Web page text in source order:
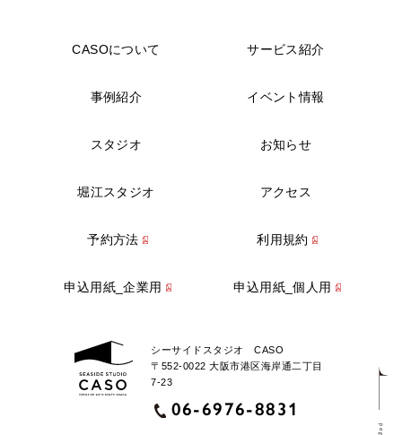
シーサイドスタジオ CASO
〒552-0022 大阪市港区海岸通二丁目
7-23
06-6976-8831
CASOについて サービス紹介
事例紹介 イベント情報
スタジオ お知らせ
堀江スタジオ アクセス
予約方法 利用規約
申込用紙_企業用 申込用紙_個人用